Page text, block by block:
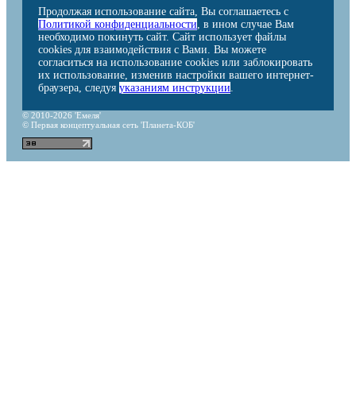
Продолжая использование сайта, Вы соглашаетесь с
Политикой конфиденциальности, в ином случае Вам
необходимо покинуть сайт. Сайт использует файлы
cookies для взаимодействия с Вами. Вы можете
согласиться на использование cookies или заблокировать
их использование, изменив настройки вашего интернет-
браузера, следуя указаниям инструкции.
© 2010-2026 'Емеля'
© Первая концептуальная сеть 'Планета-КОБ'